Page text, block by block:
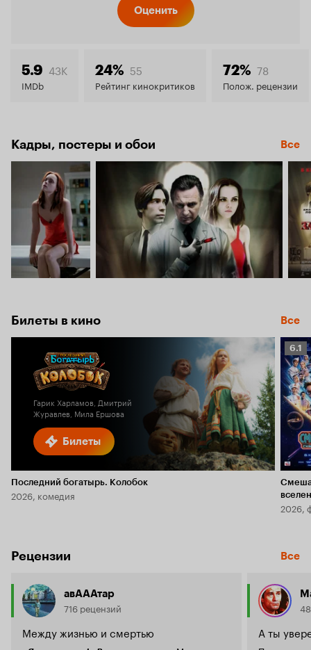
6.6
Оценить
5.9 43K
IMDb
24% 55
Рейтинг кинокритиков
72% 78
Полож. рецензии
Кадры, постеры и обои Все
Билеты в кино Все
Билеты
Гарик Харламов, Дмитрий
Журавлев, Мила Ершова
Последний богатырь. Колобок
2026, комедия
6.1
6.1
2026,
Рецензии Все
авАААтар
716 рецензий
Между жизнью и смертью А ты